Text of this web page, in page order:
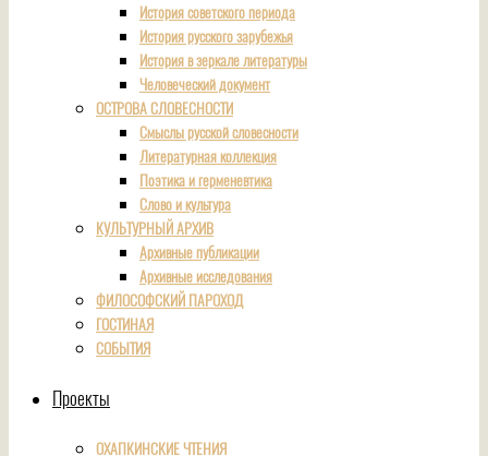
История советского периода
История русского зарубежья
История в зеркале литературы
Человеческий документ
ОСТРОВА СЛОВЕСНОСТИ
Смыслы русской словесности
Литературная коллекция
Поэтика и герменевтика
Слово и культура
КУЛЬТУРНЫЙ АРХИВ
Архивные публикации
Архивные исследования
ФИЛОСОФСКИЙ ПАРОХОД
ГОСТИНАЯ
СОБЫТИЯ
Проекты
ОХАПКИНСКИЕ ЧТЕНИЯ